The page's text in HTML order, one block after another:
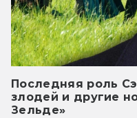
Последняя роль
злодей и другие
Зельде»